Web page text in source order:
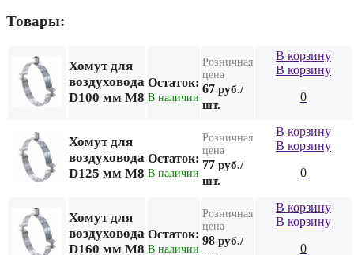
Товары:
Хомут для
воздуховода
D100 мм М8
Остаток:
В наличии
Розничная
цена
67 руб./
шт.
В корзину
В корзину
0
Хомут для
воздуховода
D125 мм М8
Остаток:
В наличии
Розничная
цена
77 руб./
шт.
В корзину
В корзину
0
Хомут для
воздуховода
D160 мм М8
Остаток:
В наличии
Розничная
цена
98 руб./
В корзину
В корзину
0